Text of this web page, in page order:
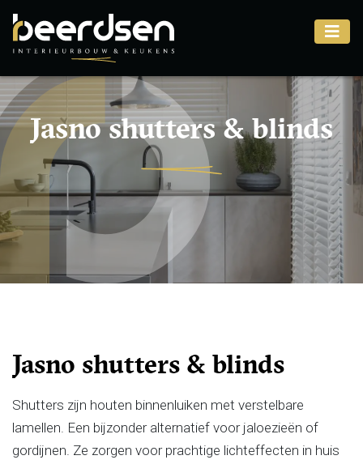
Jasno shutters & blinds
Jasno shutters & blinds
Shutters zijn houten binnenluiken met verstelbare
lamellen. Een bijzonder alternatief voor jaloezieën of
gordijnen. Ze zorgen voor prachtige lichteffecten in huis